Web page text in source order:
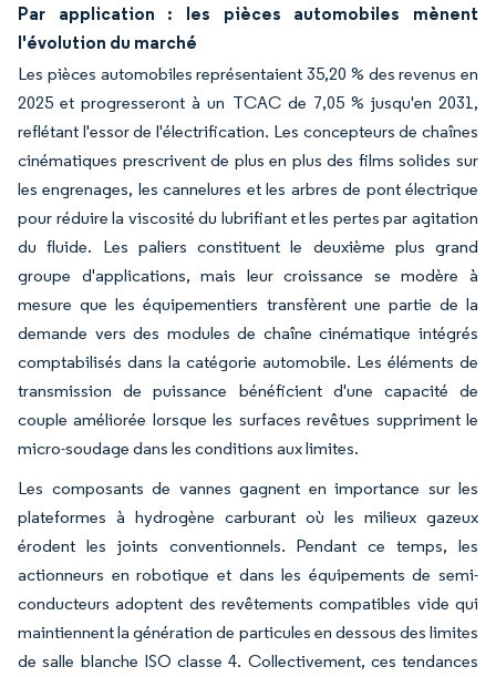
Par application : les pièces automobiles mènent
l'évolution du marché
Les pièces automobiles représentaient 35,20 % des revenus en
2025 et progresseront à un TCAC de 7,05 % jusqu'en 2031,
reflétant l'essor de l'électrification. Les concepteurs de chaînes
cinématiques prescrivent de plus en plus des films solides sur
les engrenages, les cannelures et les arbres de pont électrique
pour réduire la viscosité du lubrifiant et les pertes par agitation
du fluide. Les paliers constituent le deuxième plus grand
groupe d'applications, mais leur croissance se modère à
mesure que les équipementiers transfèrent une partie de la
demande vers des modules de chaîne cinématique intégrés
comptabilisés dans la catégorie automobile. Les éléments de
transmission de puissance bénéficient d'une capacité de
couple améliorée lorsque les surfaces revêtues suppriment le
micro-soudage dans les conditions aux limites.
Les composants de vannes gagnent en importance sur les
plateformes à hydrogène carburant où les milieux gazeux
érodent les joints conventionnels. Pendant ce temps, les
actionneurs en robotique et dans les équipements de semi-
conducteurs adoptent des revêtements compatibles vide qui
maintiennent la génération de particules en dessous des limites
de salle blanche ISO classe 4. Collectivement, ces tendances